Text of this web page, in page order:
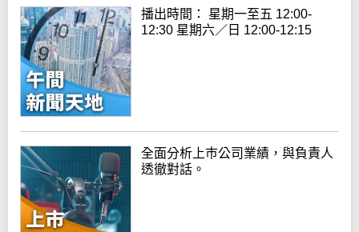
播出時間： 星期一至五 12:00-
12:30 星期六／日 12:00-12:15
全面分析上巿公司業績，與負責人
透徹對話。